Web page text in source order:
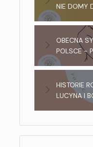
NIE DOMY
OBECNA
POLSCE -
HISTORIE
LUCYNA I